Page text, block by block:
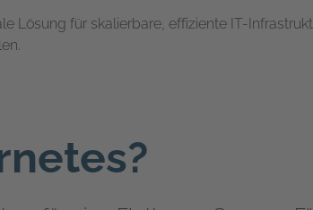
Lösung für skalierbare, effiziente IT-